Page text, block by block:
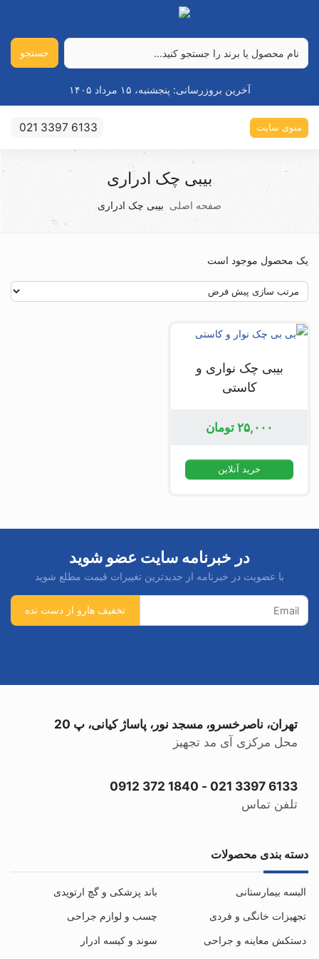
جستجو
آخرین بروزرسانی: پنجشنبه، ۱۵ مرداد ۱۴۰۵
منوی سایت 021 3397 6133
بیبی چک ادراری
صفحه اصلی بیبی چک ادراری
یک محصول موجود است
بیبی چک نواری و
کاستی
۲۵,۰۰۰تومان
خرید آنلاین
در خبرنامه سایت عضو شوید
با عضویت در خبرنامه از جدیدترین تغییرات قیمت مطلع شوید
تهران، ناصرخسرو، مسجد نور، پاساژ کیانی، پ 20
محل مرکزی آی مد تجهیز
021 3397 6133
-
0912 372 1840
تلفن تماس
دسته بندی محصولات
البسه بیمارستانی
باند پزشکی و گچ ارتوپدی
تجهیزات خانگی و فردی
چسب و لوازم جراحی
دستکش معاینه و جراحی
سوند و کیسه ادرار